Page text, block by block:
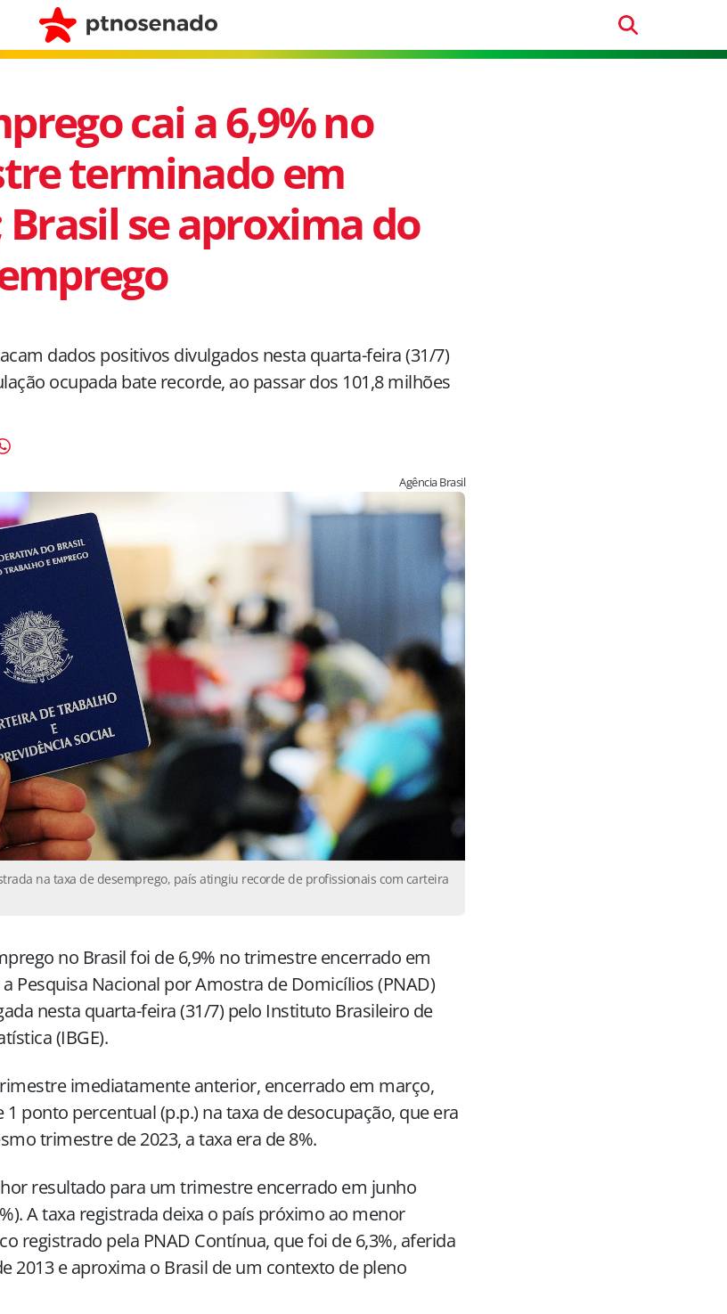
cai a 6,9% no
terminado em
se aproxima do
dados positivos divulgados nesta quarta-feira (31/7)
ocupada bate recorde, ao passar dos 101,8 milhões
Agência Brasil
na taxa de desemprego, país atingiu recorde de profissionais com carteira
no Brasil foi de 6,9% no trimestre encerrado em
Pesquisa Nacional por Amostra de Domicílios (PNAD)
nesta quarta-feira (31/7) pelo Instituto Brasileiro de
(IBGE).
imediatamente anterior, encerrado em março,
1 ponto percentual (p.p.) na taxa de desocupação, que era
trimestre de 2023, a taxa era de 8%.
resultado para um trimestre encerrado em junho
A taxa registrada deixa o país próximo ao menor
registrado pela PNAD Contínua, que foi de 6,3%, aferida
2013 e aproxima o Brasil de um contexto de pleno